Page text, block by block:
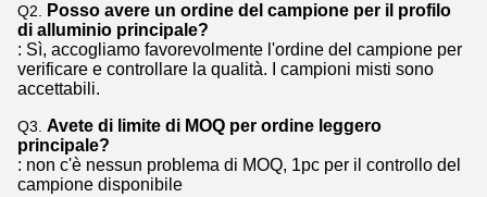
Q2.
Posso avere un ordine del campione per il profilo
di alluminio principale?
: Sì, accogliamo favorevolmente l'ordine del campione per
verificare e controllare la qualità. I campioni misti sono
accettabili.
Q3. Avete di limite di MOQ per ordine leggero
principale?
: non c'è nessun problema di MOQ, 1pc per il controllo del
campione disponibile